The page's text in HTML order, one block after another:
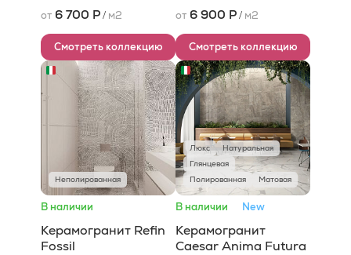
от 6 700 Р/ м2
Смотреть коллекцию
от 6 900 Р/ м2
Смотреть коллекцию
Неполированная
В наличии
Керамогранит Refin
Fossil
Люкс
Натуральная
Глянцевая
Полированная
Матовая
В наличии New
Керамогранит
Caesar Anima Futura